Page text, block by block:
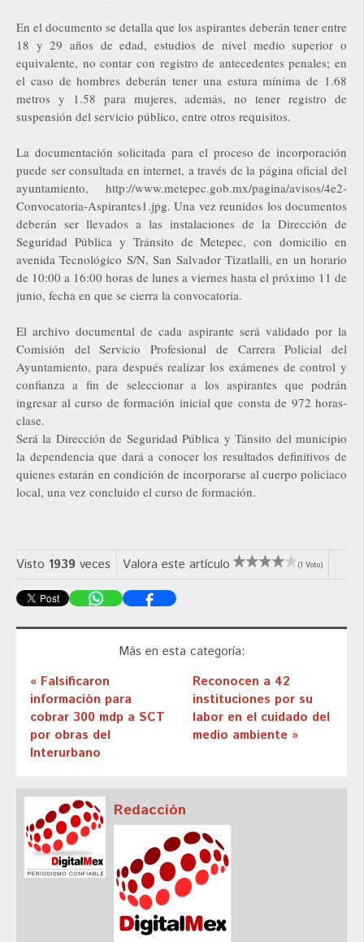
En el documento se detalla que los aspirantes deberán tener entre
18 y 29 años de edad, estudios de nivel medio superior o
equivalente, no contar con registro de antecedentes penales; en
el caso de hombres deberán tener una estura mínima de 1.68
metros y 1.58 para mujeres, además, no tener registro de
suspensión del servicio público, entre otros requisitos.
La documentación solicitada para el proceso de incorporación
puede ser consultada en internet, a través de la página oficial del
ayuntamiento, http://www.metepec.gob.mx/pagina/avisos/4e2-
Convocatoria-Aspirantes1.jpg. Una vez reunidos los documentos
deberán ser llevados a las instalaciones de la Dirección de
Seguridad Pública y Tránsito de Metepec, con domicilio en
avenida Tecnológico S/N, San Salvador Tizatlalli, en un horario
de 10:00 a 16:00 horas de lunes a viernes hasta el próximo 11 de
junio, fecha en que se cierra la convocatoria.
El archivo documental de cada aspirante será validado por la
Comisión del Servicio Profesional de Carrera Policial del
Ayuntamiento, para después realizar los exámenes de control y
confianza a fin de seleccionar a los aspirantes que podrán
ingresar al curso de formación inicial que consta de 972 horas-
clase.
Será la Dirección de Seguridad Pública y Tánsito del municipio
la dependencia que dará a conocer los resultados definitivos de
quienes estarán en condición de incorporarse al cuerpo policiaco
local, una vez concluido el curso de formación.
Visto 1939 veces Valora este artículo (1 Voto)
Más en esta categoría:
« Falsificaron
información para
cobrar 300 mdp a SCT
por obras del
Interurbano
Reconocen a 42
instituciones por su
labor en el cuidado del
medio ambiente »
Redacción